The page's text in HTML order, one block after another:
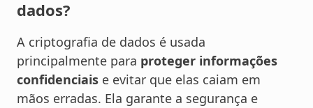
dados?
A criptografia de dados é usada
principalmente para proteger informações
confidenciais e evitar que elas caiam em
mãos erradas. Ela garante a segurança e